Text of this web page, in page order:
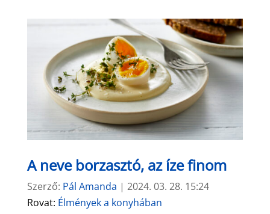
A neve borzasztó, az íze finom
Szerző: Pál Amanda | 2024. 03. 28. 15:24
Rovat: Élmények a konyhában